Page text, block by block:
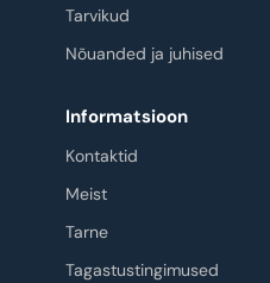
Tarvikud
Nõuanded ja juhised
Informatsioon
Kontaktid
Meist
Tarne
Tagastustingimused